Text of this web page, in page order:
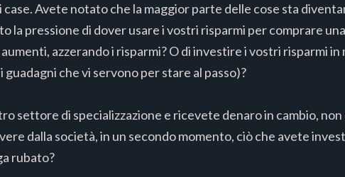
Avete notato che la maggior parte delle cose sta
la pressione di dover usare i vostri risparmi per comprare
azzerando i risparmi? O di investire i vostri risparmi
guadagni che vi servono per stare al passo)?
settore di specializzazione e ricevete denaro in cambio,
dalla società, in un secondo momento, ciò che avete
rubato?